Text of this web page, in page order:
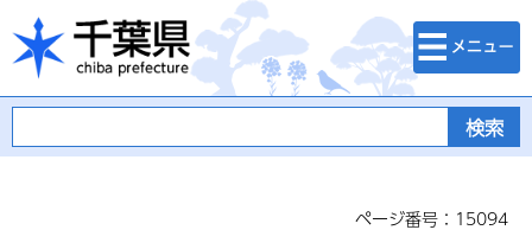
千葉県
検索・メニュ
ー
ページ番号：15094